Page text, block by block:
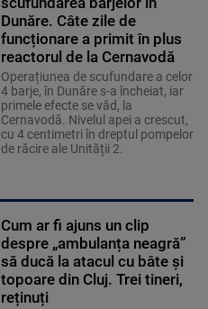
Dunăre. Câte zile de
funcționare a primit în plus
reactorul de la Cernavodă
Operațiunea de scufundare a celor
4 barje, în Dunăre s-a încheiat, iar
primele efecte se văd, la
Cernavodă. Nivelul apei a crescut,
cu 4 centimetri în dreptul pompelor
de răcire ale Unității 2.
Cum ar fi ajuns un clip
despre „ambulanța neagră”
să ducă la atacul cu bâte și
topoare din Cluj. Trei tineri,
reținuți